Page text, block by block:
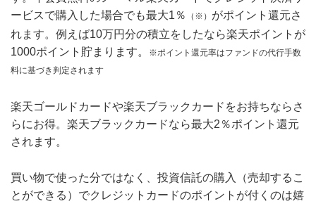
ービスで購入した場合でも最大1％
（※） がポイント還元さ
れます。例えば10万円分の積立をしたなら楽天ポイントが
1000ポイント貯まります。
※ポイント還元率はファンドの代行手数
料に基づき判定されます
楽天ゴールドカードや楽天ブラックカードをお持ちならさ
らにお得。楽天ブラックカードなら最大2％ポイント還元
されます。
買い物で使った分ではなく、投資信託の購入（売却するこ
とができる）でクレジットカードのポイントが付くのは嬉